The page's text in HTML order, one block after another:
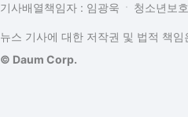
기사배열책임자 : 임광욱
청소년보
뉴스 기사에 대한 저작권 및 법적 책
© Daum Corp.